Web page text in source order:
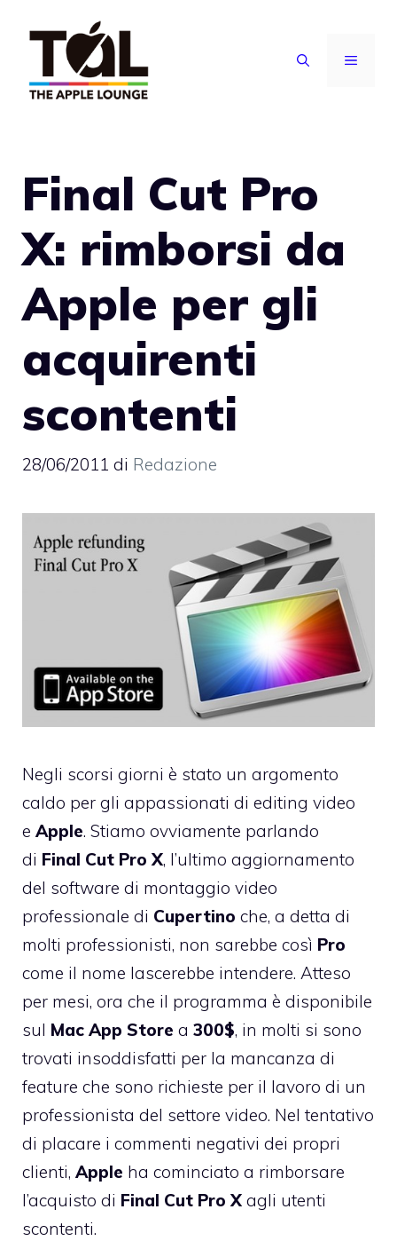
contenuto
MENU
Final Cut Pro
X: rimborsi da
Apple per gli
acquirenti
scontenti
28/06/2011 di Redazione
Negli scorsi giorni è stato un argomento
caldo per gli appassionati di editing video
e Apple. Stiamo ovviamente parlando
di Final Cut Pro X, l’ultimo aggiornamento
del software di montaggio video
professionale di Cupertino che, a detta di
molti professionisti, non sarebbe così Pro
come il nome lascerebbe intendere. Atteso
per mesi, ora che il programma è disponibile
sul Mac App Store a 300$, in molti si sono
trovati insoddisfatti per la mancanza di
feature che sono richieste per il lavoro di un
professionista del settore video. Nel tentativo
di placare i commenti negativi dei propri
clienti, Apple ha cominciato a rimborsare
l’acquisto di Final Cut Pro X agli utenti
scontenti.